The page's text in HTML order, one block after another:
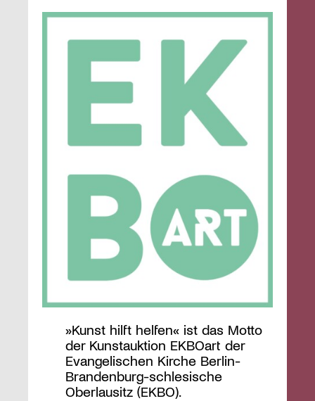
»Kunst hilft helfen« ist das Motto
der Kunstauktion EKBOart der
Evangelischen Kirche Berlin-
Brandenburg-schlesische
Oberlausitz (EKBO).